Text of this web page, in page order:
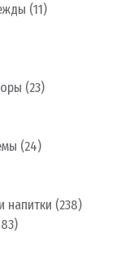
(11)
(23)
(24)
напитки (238)